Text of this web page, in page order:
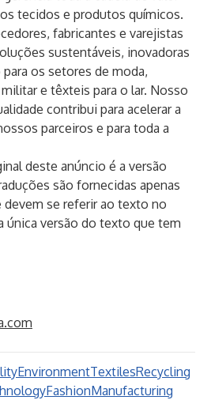
tecidos e produtos químicos.
fabricantes e varejistas
sustentáveis, inovadoras
os setores de moda,
e têxteis para o lar. Nosso
contribui para acelerar a
parceiros e para toda a
deste anúncio é a versão
são fornecidas apenas
se referir ao texto no
única versão do texto que tem
EnvironmentTextilesRecycling
FashionManufacturing